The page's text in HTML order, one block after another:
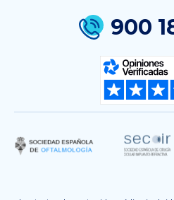
900